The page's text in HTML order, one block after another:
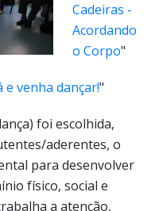
Cadeiras -
Acordando
o Corpo"
venha dançar!"
foi escolhida,
aderentes, o
para desenvolver
físico, social e
a atenção,